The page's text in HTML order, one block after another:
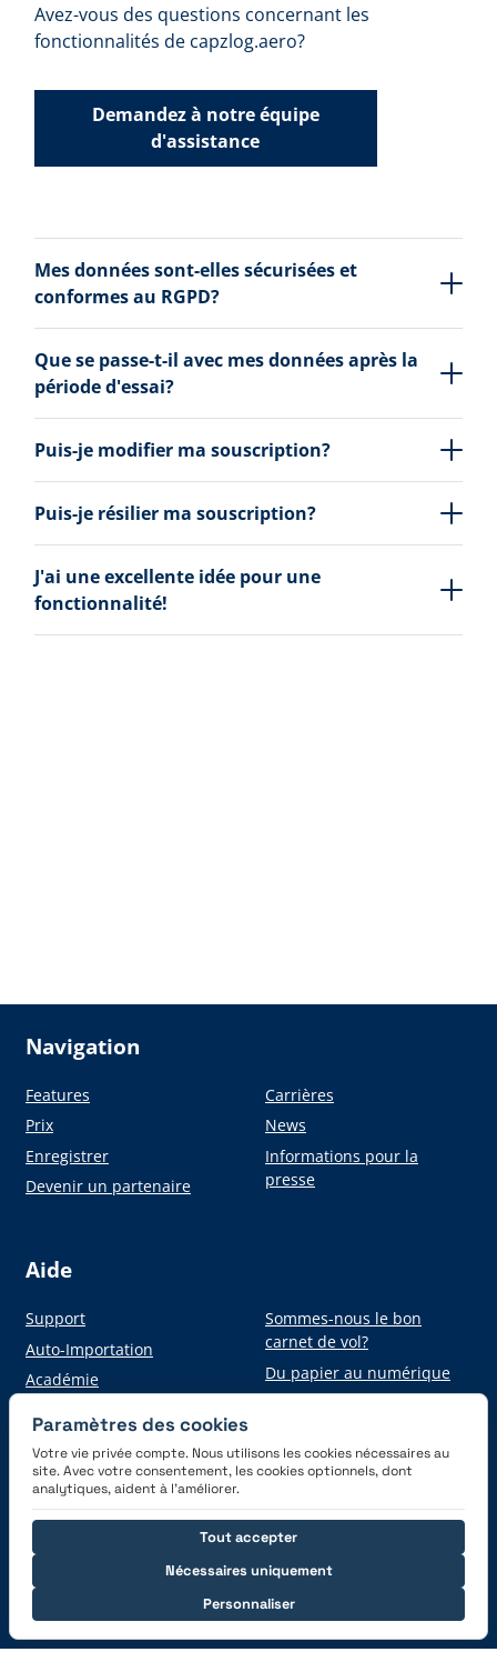
Avez-vous des questions concernant les
fonctionnalités de capzlog.aero?
Demandez à notre équipe
d'assistance
Mes données sont-elles sécurisées et
conformes au RGPD?
Que se passe-t-il avec mes données après la
période d'essai?
Puis-je modifier ma souscription?
Puis-je résilier ma souscription?
J'ai une excellente idée pour une
fonctionnalité!
Navigation
Features
Prix
Enregistrer
Devenir un partenaire
Carrières
News
Informations pour la
presse
Aide
Support
Auto-Importation
Académie
Sommes-nous le bon
carnet de vol?
Du papier au numérique
Obtenez l'application
Connectez-vous avec nous
Paramètres des cookies
Votre vie privée compte. Nous utilisons les cookies nécessaires au
site. Avec votre consentement, les cookies optionnels, dont
analytiques, aident à l’améliorer.
Nécessaires uniquement
Personnaliser
Tout accepter